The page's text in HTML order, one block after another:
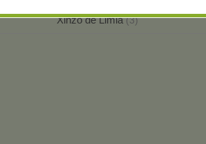
Xinzo de Limia(3)